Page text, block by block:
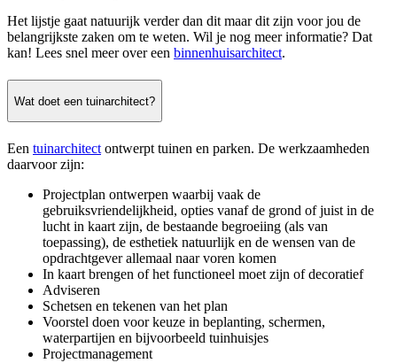
Het lijstje gaat natuurijk verder dan dit maar dit zijn voor jou de
belangrijkste zaken om te weten. Wil je nog meer informatie? Dat
kan! Lees snel meer over een binnenhuisarchitect.
Wat doet een tuinarchitect?
Een tuinarchitect ontwerpt tuinen en parken. De werkzaamheden
daarvoor zijn:
Projectplan ontwerpen waarbij vaak de
gebruiksvriendelijkheid, opties vanaf de grond of juist in de
lucht in kaart zijn, de bestaande begroeiing (als van
toepassing), de esthetiek natuurlijk en de wensen van de
opdrachtgever allemaal naar voren komen
In kaart brengen of het functioneel moet zijn of decoratief
Adviseren
Schetsen en tekenen van het plan
Voorstel doen voor keuze in beplanting, schermen,
waterpartijen en bijvoorbeeld tuinhuisjes
Projectmanagement